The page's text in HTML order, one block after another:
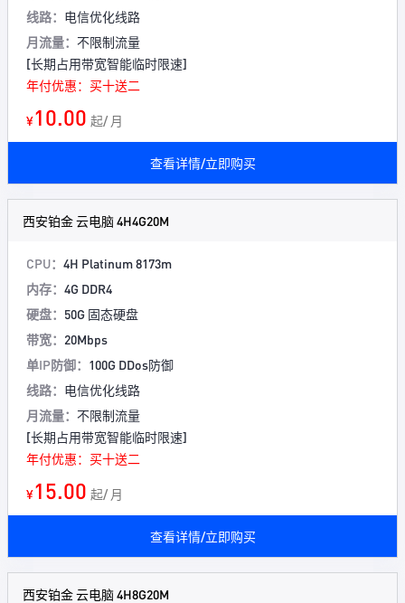
线路： 电信优化线路
月流量： 不限制流量
[长期占用带宽智能临时限速]
年付优惠：买十送二
¥10.00 起/ 月
查看详情/立即购买
西安铂金 云电脑 4H4G20M
CPU： 4H Platinum 8173m
内存： 4G DDR4
硬盘： 50G 固态硬盘
带宽： 20Mbps
单IP防御： 100G DDos防御
线路： 电信优化线路
月流量： 不限制流量
[长期占用带宽智能临时限速]
年付优惠：买十送二
¥15.00 起/ 月
查看详情/立即购买
西安铂金 云电脑 4H8G20M